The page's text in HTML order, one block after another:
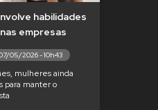
habilidades
empresas
05/2026 - 10h43
mulheres ainda
para manter o